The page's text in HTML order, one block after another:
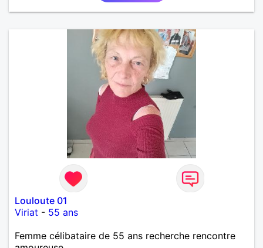
Louloute 01
Viriat - 55 ans
Femme célibataire de 55 ans recherche rencontre